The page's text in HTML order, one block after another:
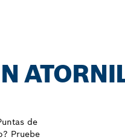
de
Pruebe